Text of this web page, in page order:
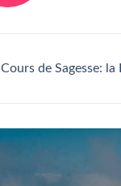
Cours de Sagesse: la